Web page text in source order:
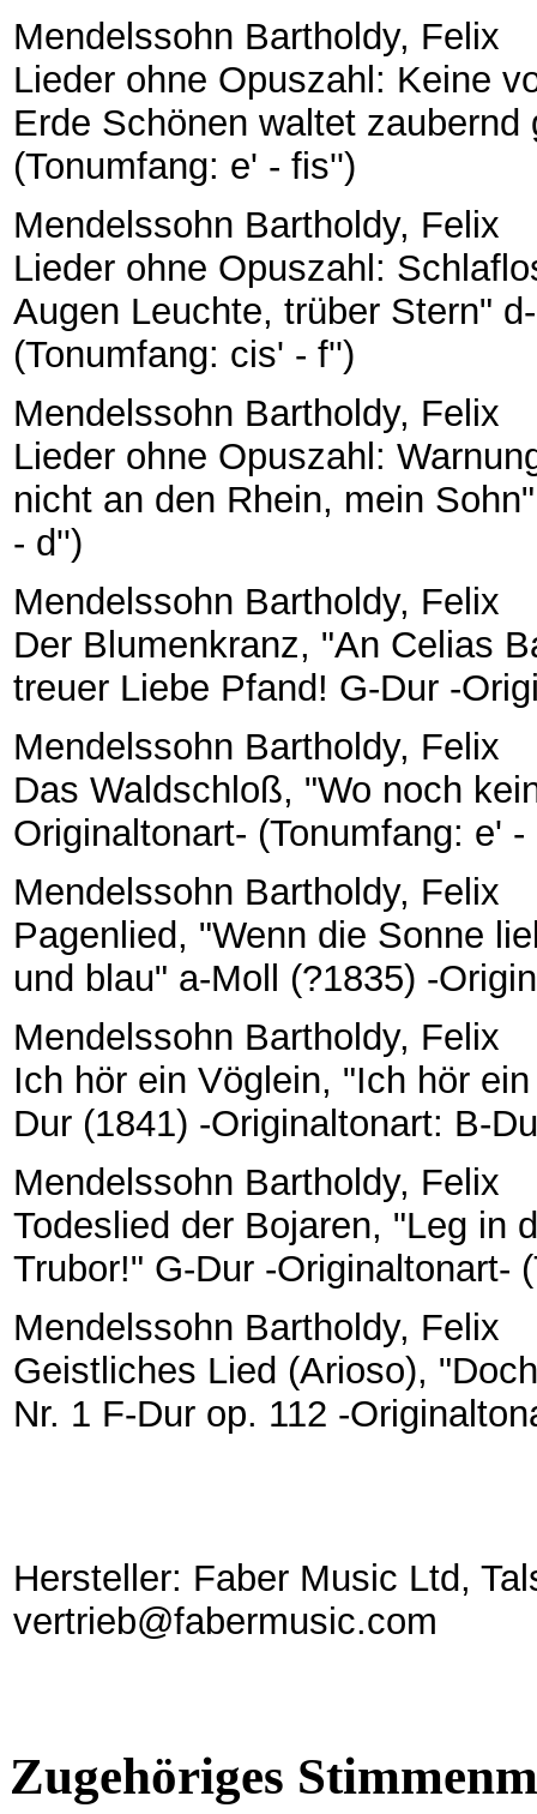
Mendelssohn Bartholdy, Felix
Lieder ohne Opuszahl: Keine
Erde Schönen waltet
(Tonumfang: e' - fis'')
Mendelssohn Bartholdy, Felix
Lieder ohne Opuszahl:
Augen Leuchte, trüber Stern"
(Tonumfang: cis' - f'')
Mendelssohn Bartholdy, Felix
Lieder ohne Opuszahl:
nicht an den Rhein, mein
- d'')
Mendelssohn Bartholdy, Felix
Der Blumenkranz, "An Celias
treuer Liebe Pfand! G-Dur -
Mendelssohn Bartholdy, Felix
Das Waldschloß, "Wo noch
Originaltonart- (Tonumfang: e' -
Mendelssohn Bartholdy, Felix
Pagenlied, "Wenn die Sonne
und blau" a-Moll (?1835) -
Mendelssohn Bartholdy, Felix
Ich hör ein Vöglein, "Ich hör
Dur (1841) -Originaltonart: B-
Mendelssohn Bartholdy, Felix
Todeslied der Bojaren, "Leg in
Trubor!" G-Dur -Originaltonart-
Mendelssohn Bartholdy, Felix
Geistliches Lied (Arioso),
Nr. 1 F-Dur op. 112 -
Hersteller: Faber Music Ltd,
vertrieb@fabermusic.com
Zugehöriges